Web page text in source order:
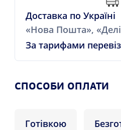
Доставка по Україні
«Нова Пошта»,
За тарифами
СПОСОБИ ОПЛАТИ
Готівкою